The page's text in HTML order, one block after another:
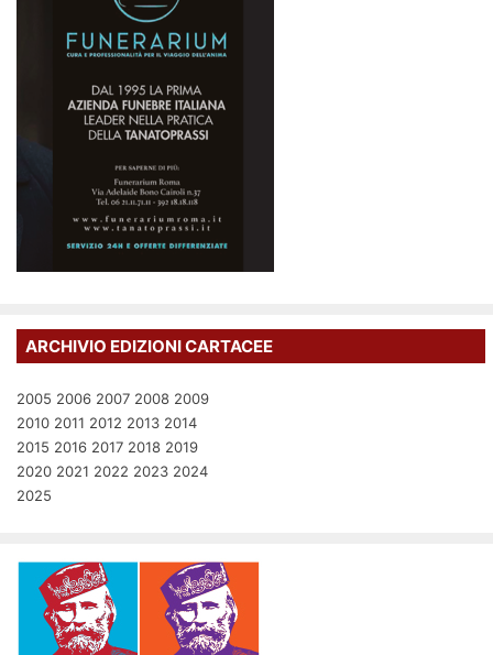
ARCHIVIO EDIZIONI CARTACEE
2005 2006 2007 2008 2009
2010 2011 2012 2013 2014
2015 2016 2017 2018 2019
2020 2021 2022 2023 2024
2025